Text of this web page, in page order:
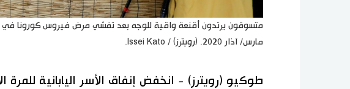
مارس/ آذار 2020. (رويترز) / Issei Kato.